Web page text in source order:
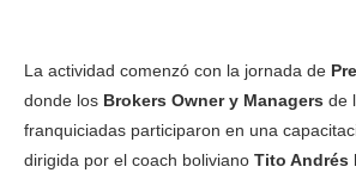
La actividad comenzó con la jornada de
donde los Brokers Owner y Managers de
franquiciadas participaron en una
dirigida por el coach boliviano Tito Andrés